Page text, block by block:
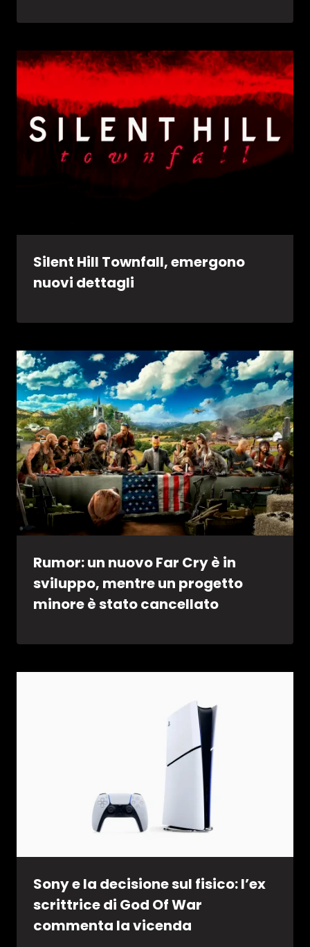
Silent Hill Townfall, emergono
nuovi dettagli
Rumor: un nuovo Far Cry è in
sviluppo, mentre un progetto
minore è stato cancellato
Sony e la decisione sul fisico: l’ex
scrittrice di God Of War
commenta la vicenda